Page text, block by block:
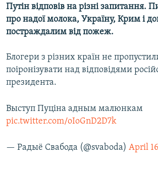
Усі сайти RFE/RL
Путін відповів на різні запитання.
про надої молока, Україну, Крим і
постраждалим від пожеж.
Блогери з різних країн не
поіронізувати над відповідями
президента.
Выступ Пуціна адным малюнкам
pic.twitter.com/oIoGnD2D7k
— Радыё Свабода (@svaboda) April